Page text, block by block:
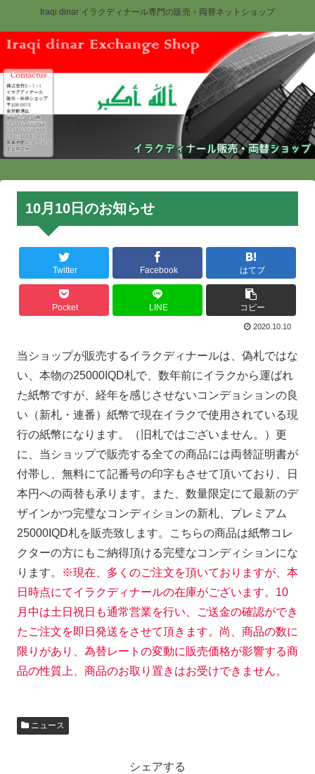
Iraqi dinar イラクディナール専門の販売・両替ネットショップ
10月10日のお知らせ
Twitter Facebook はてブ
Pocket LINE コピー
2020.10.10
当ショップが販売するイラクディナールは、偽札ではな
い、本物の25000IQD札で、数年前にイラクから運ばれ
た紙幣ですが、経年を感じさせないコンデョションの良
い（新札・連番）紙幣で現在イラクで使用されている現
行の紙幣になります。（旧札ではございません。）更
に、当ショップで販売する全ての商品には両替証明書が
付帯し、無料にて記番号の印字もさせて頂いており、日
本円への両替も承ります。また、数量限定にて最新のデ
ザインかつ完璧なコンディションの新札、プレミアム
25000IQD札を販売致します。こちらの商品は紙幣コレ
クターの方にもご納得頂ける完璧なコンディションにな
ります。
※現在、多くのご注文を頂いておりますが、本
日時点にてイラクディナールの在庫がございます。10
月中は土日祝日も通常営業を行い、ご送金の確認ができ
たご注文を即日発送をさせて頂きます。尚、商品の数に
限りがあり、為替レートの変動に販売価格が影響する商
品の性質上、商品のお取り置きはお受けできません。
ニュース
シェアする